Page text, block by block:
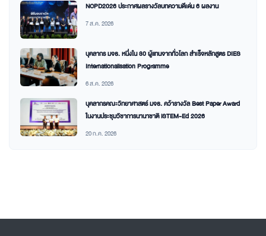
NCPD2026 ประกาศผลรางวัลบทความดีเด่น 6 ผลงาน
7 ส.ค. 2026
บุคลากร มจธ. หนึ่งใน 30 ผู้แทนจากทั่วโลก สำเร็จหลักสูตร DIES
Internationalisation Programme
6 ส.ค. 2026
บุคลากรคณะวิทยาศาสตร์ มจธ. คว้ารางวัล Best Paper Award
ในงานประชุมวิชาการนานาชาติ iSTEM-Ed 2026
20 ก.ค. 2026